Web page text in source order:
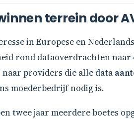
terrein door
in Europese en
rond dataoverdrachten
providers die alle data
moederbedrijf nodig is.
twee jaar meerdere boetes